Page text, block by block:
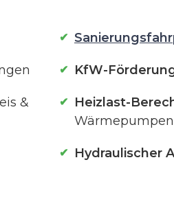
KfW-
&
Heizlast-
Hydraulischer